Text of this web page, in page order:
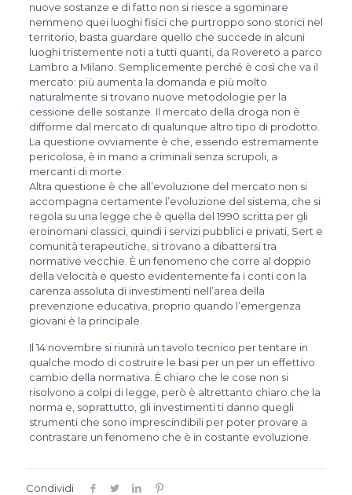
nuove sostanze e di fatto non si riesce a sgominare
nemmeno quei luoghi fisici che purtroppo sono storici nel
territorio, basta guardare quello che succede in alcuni
luoghi tristemente noti a tutti quanti, da Rovereto a parco
Lambro a Milano. Semplicemente perché è così che va il
mercato: più aumenta la domanda e più molto
naturalmente si trovano nuove metodologie per la
cessione delle sostanze. Il mercato della droga non è
difforme dal mercato di qualunque altro tipo di prodotto.
La questione ovviamente è che, essendo estremamente
pericolosa, è in mano a criminali senza scrupoli, a
mercanti di morte.
Altra questione è che all’evoluzione del mercato non si
accompagna certamente l’evoluzione del sistema, che si
regola su una legge che è quella del 1990 scritta per gli
eroinomani classici, quindi i servizi pubblici e privati, Sert e
comunità terapeutiche, si trovano a dibattersi tra
normative vecchie. È un fenomeno che corre al doppio
della velocità e questo evidentemente fa i conti con la
carenza assoluta di investimenti nell’area della
prevenzione educativa, proprio quando l’emergenza
giovani è la principale.
Il 14 novembre si riunirà un tavolo tecnico per tentare in
qualche modo di costruire le basi per un per un effettivo
cambio della normativa. È chiaro che le cose non si
risolvono a colpi di legge, però è altrettanto chiaro che la
norma e, soprattutto, gli investimenti ti danno quegli
strumenti che sono imprescindibili per poter provare a
contrastare un fenomeno che è in costante evoluzione.
Condividi